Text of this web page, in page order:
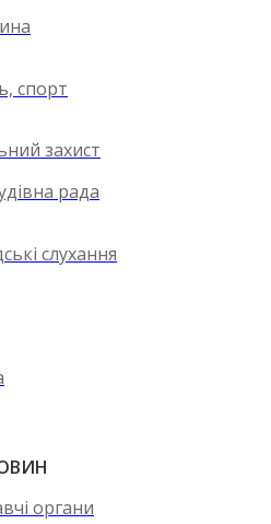
спорт
захист
рада
слухання
органи